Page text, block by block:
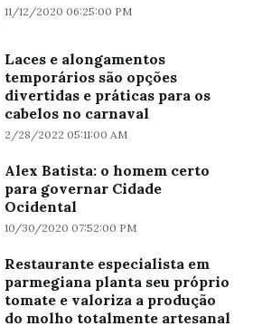
11/12/2020 06:25:00 PM
Laces e alongamentos
temporários são opções
divertidas e práticas para os
cabelos no carnaval
2/28/2022 05:11:00 AM
Alex Batista: o homem certo
para governar Cidade
Ocidental
10/30/2020 07:52:00 PM
Restaurante especialista em
parmegiana planta seu próprio
tomate e valoriza a produção
do molho totalmente artesanal